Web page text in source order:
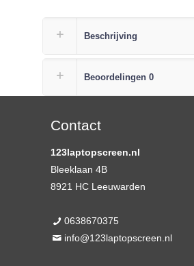
Beschrijving
Beoordelingen 0
Contact
123laptopscreen.nl
Bleeklaan 4B
8921 HC Leeuwarden
0638670375
info@123laptopscreen.nl